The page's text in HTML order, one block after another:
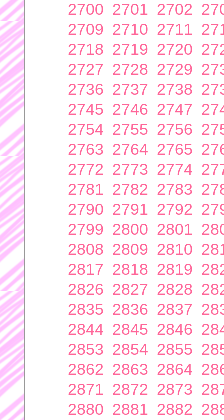
2700 2701 2702
2709 2710 2711
2718 2719 2720
2727 2728 2729
2736 2737 2738
2745 2746 2747
2754 2755 2756
2763 2764 2765
2772 2773 2774
2781 2782 2783
2790 2791 2792
2799 2800 2801
2808 2809 2810
2817 2818 2819
2826 2827 2828
2835 2836 2837
2844 2845 2846
2853 2854 2855
2862 2863 2864
2871 2872 2873
2880 2881 2882